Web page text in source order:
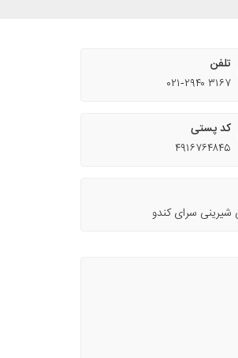
تلفن
۰۲۱-۲۹۴۰ ۳۱۶۷
کد پستی
۴۹۱۶۷۶۴۸۴۵